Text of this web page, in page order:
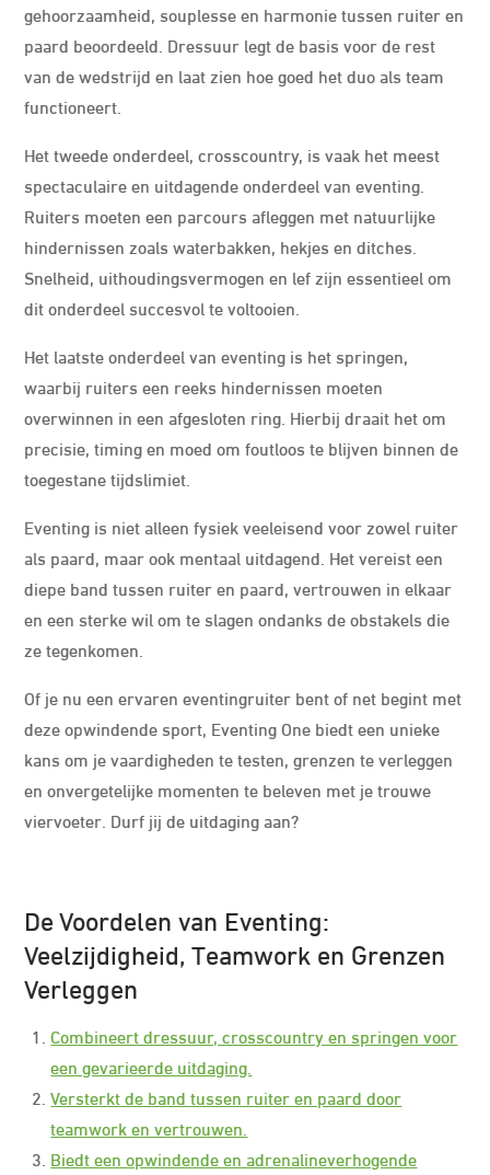
gehoorzaamheid, souplesse en harmonie tussen ruiter en
paard beoordeeld. Dressuur legt de basis voor de rest
van de wedstrijd en laat zien hoe goed het duo als team
functioneert.
Het tweede onderdeel, crosscountry, is vaak het meest
spectaculaire en uitdagende onderdeel van eventing.
Ruiters moeten een parcours afleggen met natuurlijke
hindernissen zoals waterbakken, hekjes en ditches.
Snelheid, uithoudingsvermogen en lef zijn essentieel om
dit onderdeel succesvol te voltooien.
Het laatste onderdeel van eventing is het springen,
waarbij ruiters een reeks hindernissen moeten
overwinnen in een afgesloten ring. Hierbij draait het om
precisie, timing en moed om foutloos te blijven binnen de
toegestane tijdslimiet.
Eventing is niet alleen fysiek veeleisend voor zowel ruiter
als paard, maar ook mentaal uitdagend. Het vereist een
diepe band tussen ruiter en paard, vertrouwen in elkaar
en een sterke wil om te slagen ondanks de obstakels die
ze tegenkomen.
Of je nu een ervaren eventingruiter bent of net begint met
deze opwindende sport, Eventing One biedt een unieke
kans om je vaardigheden te testen, grenzen te verleggen
en onvergetelijke momenten te beleven met je trouwe
viervoeter. Durf jij de uitdaging aan?
De Voordelen van Eventing:
Veelzijdigheid, Teamwork en Grenzen
Verleggen
Combineert dressuur, crosscountry en springen voor
een gevarieerde uitdaging.
Versterkt de band tussen ruiter en paard door
teamwork en vertrouwen.
Biedt een opwindende en adrenalineverhogende